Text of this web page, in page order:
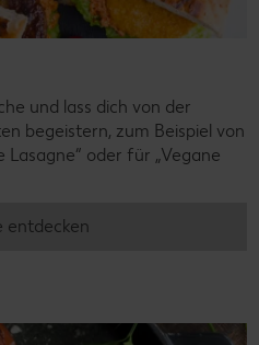
und lass dich von der
begeistern, zum Beispiel von
Lasagne“ oder für „Vegane
entdecken